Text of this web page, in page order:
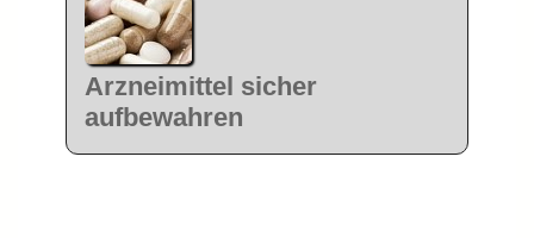
Arzneimittel sicher
aufbewahren